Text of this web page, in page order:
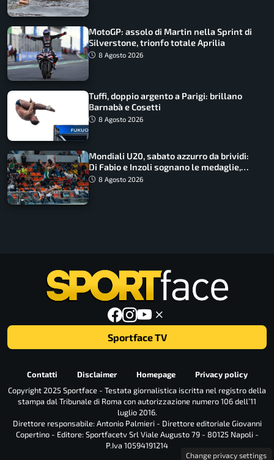
MotoGP: assolo di Martin nella Sprint di
Silverstone, trionfo totale Aprilia
8 Agosto 2026
Tuffi, doppio argento a Parigi: brillano
Barnabà e Cosetti
8 Agosto 2026
Mondiali U20, sabato azzurro da brividi:
Di Fabio e Inzoli sognano le medaglie,
Castellani e Succo in finale
8 Agosto 2026
Sportface TV
Contatti Disclaimer Homepage
Privacy policy
Copyright 2025 Sportface - Testata giornalistica iscritta nel registro della
stampa dal Tribunale di Roma con autorizzazione numero 106 dell’11
luglio 2016.
Direttore responsabile: Antonio Palmieri - Direttore editoriale Giovanni
Copertino - Editore: Sportfacetv Srl Viale Augusto 79 - 80125 Napoli -
P.Iva 10594191214
Change privacy settings